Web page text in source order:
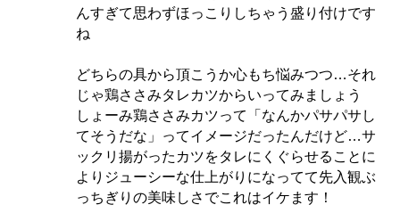
んすぎて思わずほっこりしちゃう盛り付けです
ね
どちらの具から頂こうか心もち悩みつつ…それ
じゃ鶏ささみタレカツからいってみましょう
しょーみ鶏ささみカツって「なんかパサパサし
てそうだな」ってイメージだったんだけど…サ
ックリ揚がったカツをタレにくぐらせることに
よりジューシーな仕上がりになってて先入観ぶ
っちぎりの美味しさでこれはイケます！